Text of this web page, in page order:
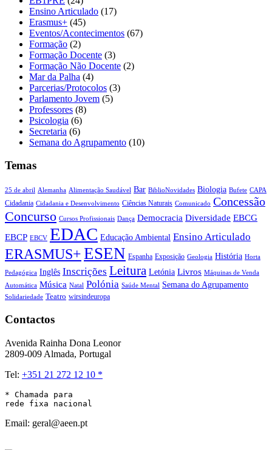
Ensino Articulado (17)
Erasmus+ (45)
Eventos/Acontecimentos (67)
Formação (2)
Formação Docente (3)
Formação Não Docente (2)
Mar da Palha (4)
Parcerias/Protocolos (3)
Parlamento Jovem (5)
Professores (8)
Psicologia (6)
Secretaria (6)
Semana do Agrupamento (10)
Temas
25 de abril Alemanha Alimentação Saudável Bar BiblioNovidades Biologia Bufete CAPA
Cidadania Cidadania e Desenvolvimento Ciências Naturais Comunicado Concessão
Concurso Cursos Profissionais Dança Democracia Diversidade EBCG
EBCP EBCV EDAC Educação Ambiental Ensino Articulado
ERASMUS+ESEN Espanha Exposição Geologia História Horta
Pedagógica Inglês Inscrições Leitura Letónia Livros Máquinas de Venda
Automática Música Natal Polónia Saúde Mental Semana do Agrupamento
Solidariedade Teatro wirsindeuropa
Contactos
Avenida Rainha Dona Leonor
2809-009 Almada, Portugal
Tel: +351 21 272 12 10 *
* Chamada para
rede fixa nacional
Email: geral@aeen.pt